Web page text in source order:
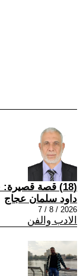
(18) قصة قصيرة: حين انحنت العصا
داود سلمان عجاج
2026 / 8 / 7
الادب والفن